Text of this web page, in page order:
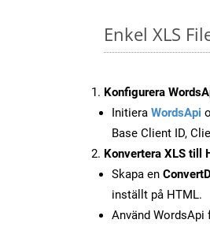
Enkel XLS
Konfigurera
Initiera WordsApi
Base Client ID,
Konvertera XLS till
Skapa en
inställt på HTML.
Använd